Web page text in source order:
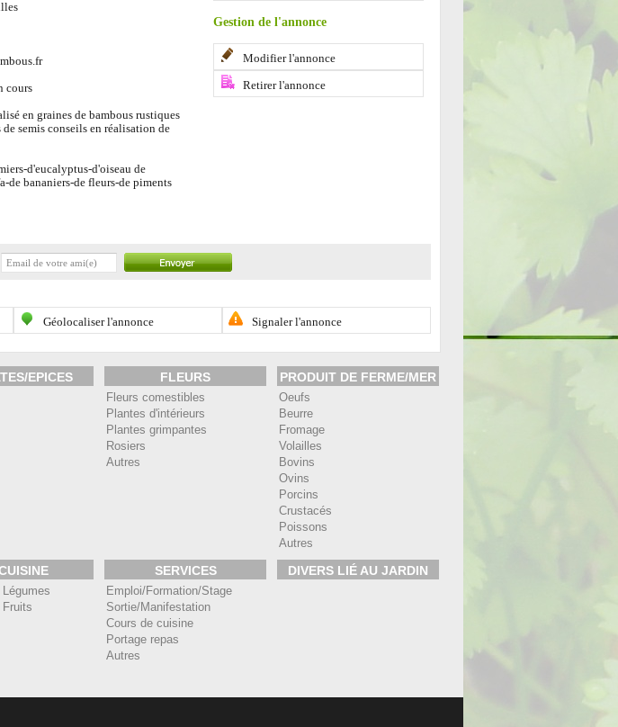
cours
en graines de bambous rustiques
semis conseils en réalisation de
d'eucalyptus-d'oiseau de
de bananiers-de fleurs-de piments
Gestion de l'annonce
Modifier l'annonce
Retirer l'annonce
Géolocaliser l'annonce Signaler l'annonce
EPICES FLEURS
Fleurs comestibles
Plantes d'intérieurs
Plantes grimpantes
Rosiers
Autres
PRODUIT DE FERME/MER
Oeufs
Beurre
Fromage
Volailles
Bovins
Ovins
Porcins
Crustacés
Poissons
Autres
Fruits
SERVICES
Emploi/Formation/Stage
Sortie/Manifestation
Cours de cuisine
Portage repas
Autres
DIVERS LIÉ AU JARDIN